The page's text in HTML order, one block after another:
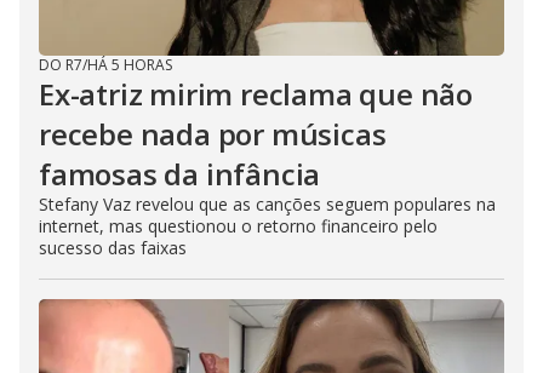
DO R7/HÁ 5 HORAS
Ex-atriz mirim reclama que não
recebe nada por músicas
famosas da infância
Stefany Vaz revelou que as canções seguem populares na
internet, mas questionou o retorno financeiro pelo
sucesso das faixas